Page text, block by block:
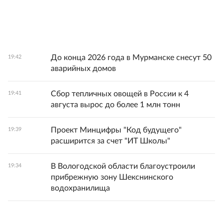
19:42
До конца 2026 года в Мурманске снесут 50
аварийных домов
19:41
Сбор тепличных овощей в России к 4
августа вырос до более 1 млн тонн
19:39
Проект Минцифры "Код будущего"
расширится за счет "ИТ Школы"
19:34
В Вологодской области благоустроили
прибрежную зону Шекснинского
водохранилища